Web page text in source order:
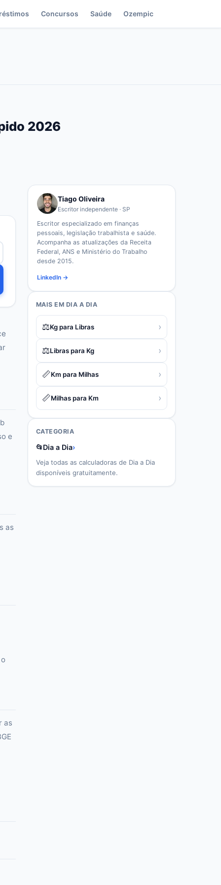
Concursos Saúde Ozempic
2026
e
as
as
Tiago Oliveira
Escritor independente · SP
Escritor especializado em finanças
pessoais, legislação trabalhista e saúde.
Acompanha as atualizações da Receita
Federal, ANS e Ministério do Trabalho
desde 2015.
LinkedIn →
MAIS EM DIA A DIA
⚖️Kg para Libras ›
⚖️Libras para Kg ›
📏Km para Milhas ›
📏Milhas para Km ›
CATEGORIA
📂Dia a Dia›
Veja todas as calculadoras de Dia a Dia
disponíveis gratuitamente.